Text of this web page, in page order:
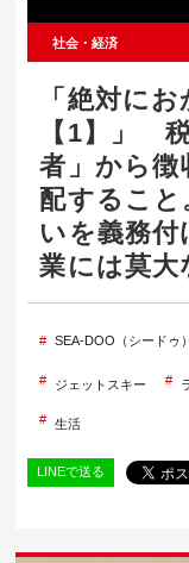
社会・経済
「絶対に
【1】」
者」から徴
配すること
いを義務
業には莫大
SEA-DOO（シードゥ）
ジェットスキー
生活
LINEで送る